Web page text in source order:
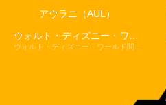
アウラニ（AUL）
ウォルト・ディズニー・ワールド関連記事